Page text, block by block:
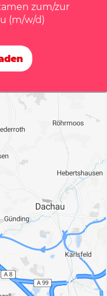
zum/zur
(m/w/d)